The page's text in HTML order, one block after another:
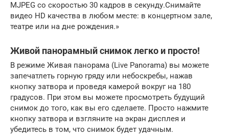
MJPEG со скоростью 30 кадров в секунду.Снимайте
видео HD качества в любом месте: в концертном зале,
театре или на дне рождения.»
Живой панорамный снимок легко и просто!
В режиме Живая панорама (Live Panorama) вы можете
запечатлеть горную гряду или небоскребы, нажав
кнопку затвора и проведя камерой вокруг на 180
градусов. При этом вы можете просмотреть будущий
снимок до того, как вы его сделаете. Просто нажмите
кнопку затвора и взгляните на экран дисплея и
убедитесь в том, что снимок будет удачным.